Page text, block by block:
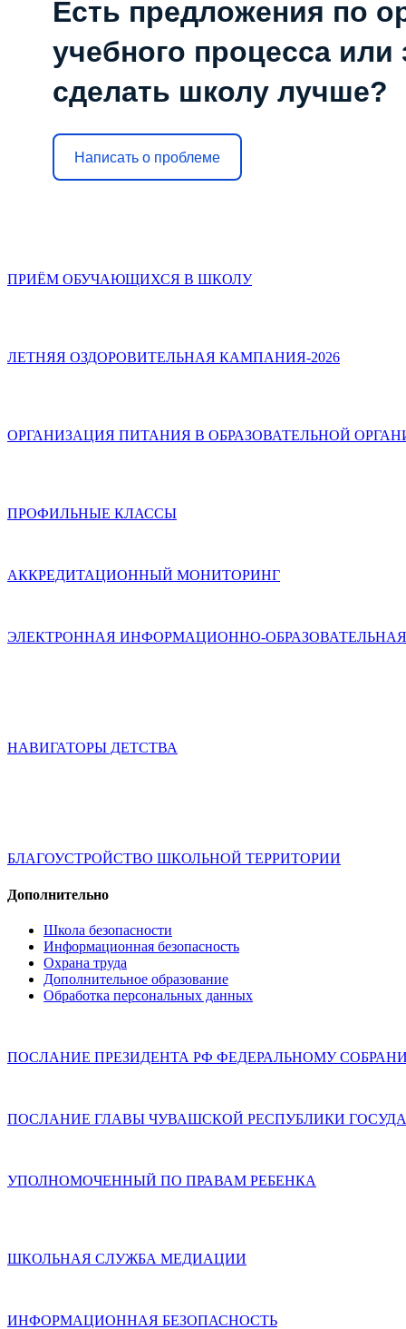
Есть предложения по
учебного процесса или
сделать школу лучше?
Написать о проблеме
ПРИЁМ ОБУЧАЮЩИХСЯ В ШКОЛУ
ЛЕТНЯЯ ОЗДОРОВИТЕЛЬНАЯ КАМПАНИЯ-2026
ОРГАНИЗАЦИЯ ПИТАНИЯ В ОБРАЗОВАТЕЛЬНОЙ
ПРОФИЛЬНЫЕ КЛАССЫ
АККРЕДИТАЦИОННЫЙ МОНИТОРИНГ
ЭЛЕКТРОННАЯ ИНФОРМАЦИОННО-
НАВИГАТОРЫ ДЕТСТВА
БЛАГОУСТРОЙСТВО ШКОЛЬНОЙ ТЕРРИТОРИИ
Дополнительно
Школа безопасности
Информационная безопасность
Охрана труда
Дополнительное образование
Обработка персональных данных
ПОСЛАНИЕ ПРЕЗИДЕНТА РФ ФЕДЕРАЛЬНОМУ
ПОСЛАНИЕ ГЛАВЫ ЧУВАШСКОЙ РЕСПУБЛИКИ
УПОЛНОМОЧЕННЫЙ ПО ПРАВАМ РЕБЕНКА
ШКОЛЬНАЯ СЛУЖБА МЕДИАЦИИ
ИНФОРМАЦИОННАЯ БЕЗОПАСНОСТЬ